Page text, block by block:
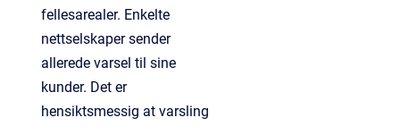
fellesarealer. Enkelte
nettselskaper sender
allerede varsel til sine
kunder. Det er
hensiktsmessig at varsling